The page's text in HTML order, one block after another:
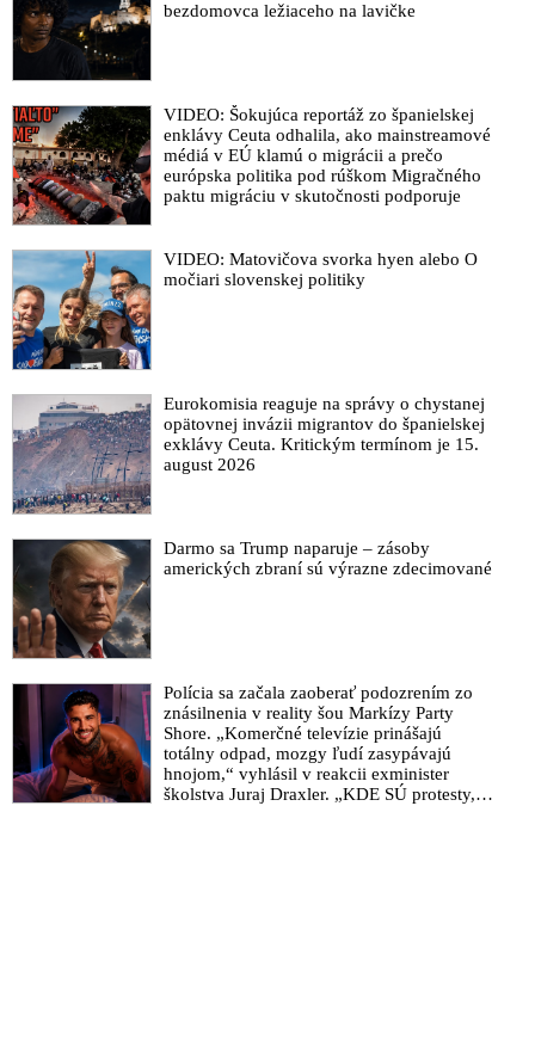
bezdomovca ležiaceho na lavičke
VIDEO: Šokujúca reportáž zo španielskej
enklávy Ceuta odhalila, ako mainstreamové
médiá v EÚ klamú o migrácii a prečo
európska politika pod rúškom Migračného
paktu migráciu v skutočnosti podporuje
VIDEO: Matovičova svorka hyen alebo O
močiari slovenskej politiky
Eurokomisia reaguje na správy o chystanej
opätovnej invázii migrantov do španielskej
exklávy Ceuta. Kritickým termínom je 15.
august 2026
Darmo sa Trump naparuje – zásoby
amerických zbraní sú výrazne zdecimované
Polícia sa začala zaoberať podozrením zo
znásilnenia v reality šou Markízy Party
Shore. „Komerčné televízie prinášajú
totálny odpad, mozgy ľudí zasypávajú
hnojom,“ vyhlásil v reakcii exminister
školstva Juraj Draxler. „KDE SÚ protesty,